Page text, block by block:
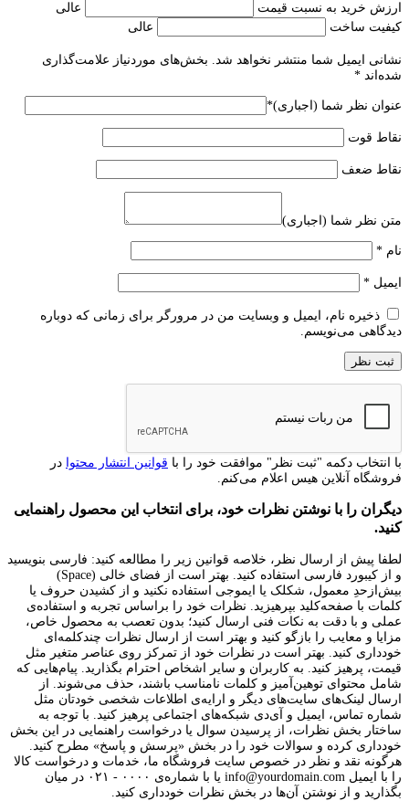
ارزش خرید به نسبت قیمت
عالی
کیفیت ساخت
عالی
نشانی ایمیل شما منتشر نخواهد شد.
بخش‌های موردنیاز علامت‌گذاری
شده‌اند *
عنوان نظر شما (اجباری)*
نقاط قوت
نقاط ضعف
متن نظر شما (اجباری)
نام *
ایمیل *
ذخیره نام، ایمیل و وبسایت من در مرورگر برای زمانی که دوباره
دیدگاهی می‌نویسم.
با انتخاب دکمه "ثبت نظر" موافقت خود را با قوانین انتشار محتوا در
فروشگاه آنلاین هیس اعلام می‌کنم.
دیگران را با نوشتن نظرات خود، برای انتخاب این محصول راهنمایی
کنید.
لطفا پیش از ارسال نظر، خلاصه قوانین زیر را مطالعه کنید: فارسی بنویسید
و از کیبورد فارسی استفاده کنید. بهتر است از فضای خالی (Space)
بیش‌از‌حدِ معمول، شکلک یا ایموجی استفاده نکنید و از کشیدن حروف یا
کلمات با صفحه‌کلید بپرهیزید. نظرات خود را براساس تجربه و استفاده‌ی
عملی و با دقت به نکات فنی ارسال کنید؛ بدون تعصب به محصول خاص،
مزایا و معایب را بازگو کنید و بهتر است از ارسال نظرات چندکلمه‌‌ای
خودداری کنید. بهتر است در نظرات خود از تمرکز روی عناصر متغیر مثل
قیمت، پرهیز کنید. به کاربران و سایر اشخاص احترام بگذارید. پیام‌هایی که
شامل محتوای توهین‌آمیز و کلمات نامناسب باشند، حذف می‌شوند. از
ارسال لینک‌های سایت‌های دیگر و ارایه‌ی اطلاعات شخصی خودتان مثل
شماره تماس، ایمیل و آی‌دی شبکه‌های اجتماعی پرهیز کنید. با توجه به
ساختار بخش نظرات، از پرسیدن سوال یا درخواست راهنمایی در این بخش
خودداری کرده و سوالات خود را در بخش «پرسش و پاسخ» مطرح کنید.
هرگونه نقد و نظر در خصوص سایت فروشگاه ما، خدمات و درخواست کالا
را با ایمیل info@yourdomain.com یا با شماره‌ی ۰۰۰۰ - ۰۲۱ در میان
بگذارید و از نوشتن آن‌ها در بخش نظرات خودداری کنید.